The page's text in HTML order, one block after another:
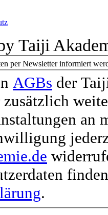
Taiji
per Newsletter informiert
AGBs der
zusätzlich
an
.